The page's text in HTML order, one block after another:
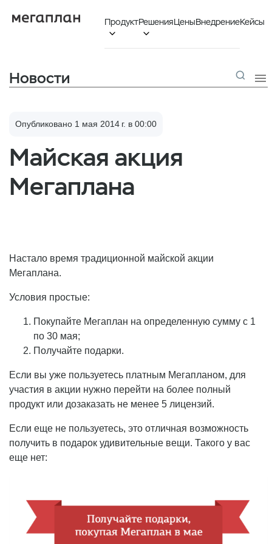
Продукт

Решения

ЦеныВнедрениеКейсы
Новости 
Опубликовано 1 мая 2014 г. в 00:00
Майская акция
Мегаплана
Настало время традиционной майской акции
Мегаплана.
Условия простые:
Покупайте Мегаплан на определенную сумму с 1
по 30 мая;
Получайте подарки.
Если вы уже пользуетесь платным Мегапланом, для
участия в акции нужно перейти на более полный
продукт или дозаказать не менее 5 лицензий.
Если еще не пользуетесь, это отличная возможность
получить в подарок удивительные вещи. Такого у вас
еще нет: